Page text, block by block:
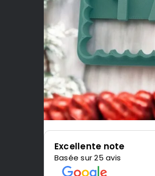
Excellente note
Basée sur 25 avis